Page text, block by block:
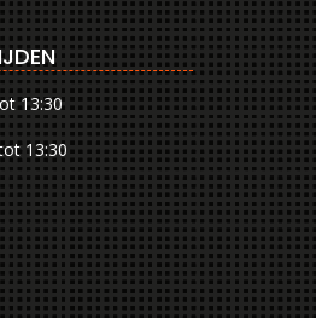
13:30
13:30